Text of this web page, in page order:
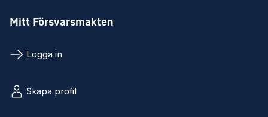
Mitt Försvarsmakten
Logga in
Skapa profil